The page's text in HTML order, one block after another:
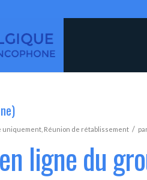
uniquement Réunion de rétablissement /
ligne du